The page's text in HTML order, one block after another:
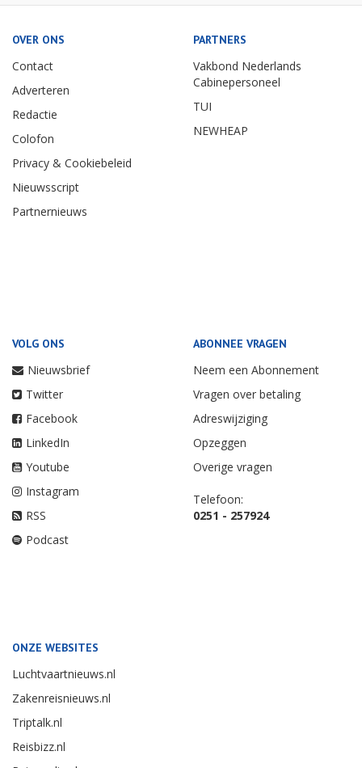
OVER ONS
Contact
Adverteren
Redactie
Colofon
Privacy & Cookiebeleid
Nieuwsscript
Partnernieuws
PARTNERS
Vakbond Nederlands
Cabinepersoneel
TUI
NEWHEAP
VOLG ONS
Nieuwsbrief
Twitter
Facebook
LinkedIn
Youtube
Instagram
RSS
Podcast
ABONNEE VRAGEN
Neem een Abonnement
Vragen over betaling
Adreswijziging
Opzeggen
Overige vragen
Telefoon:
0251 - 257924
ONZE WEBSITES
Luchtvaartnieuws.nl
Zakenreisnieuws.nl
Triptalk.nl
Reisbizz.nl